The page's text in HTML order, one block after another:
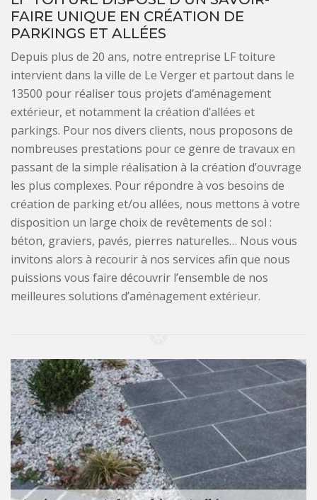
FAIRE UNIQUE EN CRÉATION DE
PARKINGS ET ALLÉES
Depuis plus de 20 ans, notre entreprise LF toiture
intervient dans la ville de Le Verger et partout dans le
13500 pour réaliser tous projets d’aménagement
extérieur, et notamment la création d’allées et
parkings. Pour nos divers clients, nous proposons de
nombreuses prestations pour ce genre de travaux en
passant de la simple réalisation à la création d’ouvrage
les plus complexes. Pour répondre à vos besoins de
création de parking et/ou allées, nous mettons à votre
disposition un large choix de revêtements de sol :
béton, graviers, pavés, pierres naturelles… Nous vous
invitons alors à recourir à nos services afin que nous
puissions vous faire découvrir l’ensemble de nos
meilleures solutions d’aménagement extérieur.